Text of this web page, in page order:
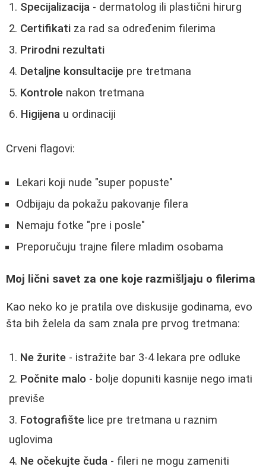
Specijalizacija - dermatolog ili plastični hirurg
Certifikati za rad sa određenim filerima
Prirodni rezultati
Detaljne konsultacije pre tretmana
Kontrole nakon tretmana
Higijena u ordinaciji
Crveni flagovi:
Lekari koji nude "super popuste"
Odbijaju da pokažu pakovanje filera
Nemaju fotke "pre i posle"
Preporučuju trajne filere mladim osobama
Moj lični savet za one koje razmišljaju o filerima
Kao neko ko je pratila ove diskusije godinama, evo
šta bih želela da sam znala pre prvog tretmana:
Ne žurite - istražite bar 3-4 lekara pre odluke
Počnite malo - bolje dopuniti kasnije nego imati
previše
Fotografište lice pre tretmana u raznim
uglovima
Ne očekujte čuda - fileri ne mogu zameniti